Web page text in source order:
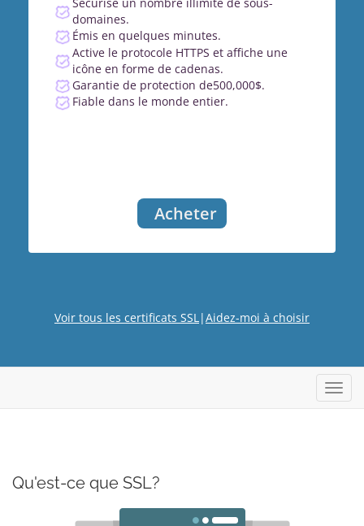
domaines.
Émis en quelques minutes.
Active le protocole HTTPS et affiche une
icône en forme de cadenas.
Garantie de protection de500,000$.
Fiable dans le monde entier.
Acheter
Voir tous les certificats SSL |Aidez-moi à choisir
la
Qu'est-ce que SSL?